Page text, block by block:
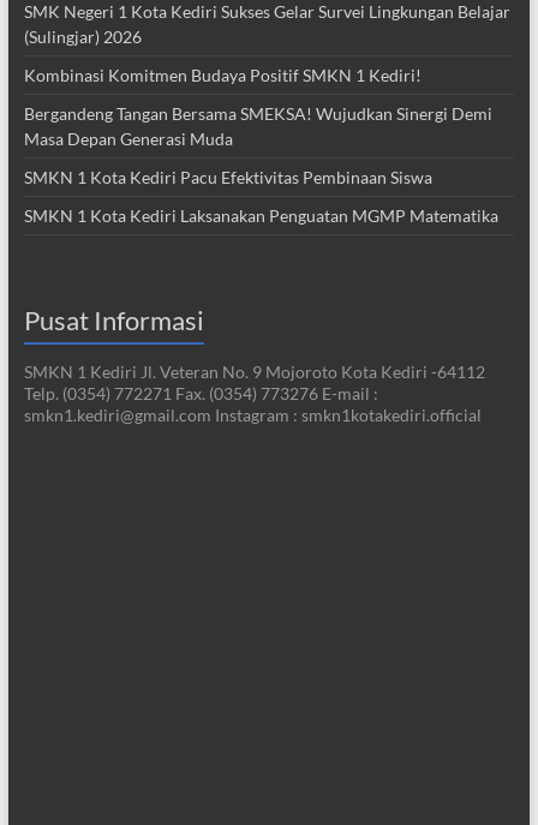
SMK Negeri 1 Kota Kediri Sukses Gelar Survei Lingkungan Belajar
(Sulingjar) 2026
Kombinasi Komitmen Budaya Positif SMKN 1 Kediri!
Bergandeng Tangan Bersama SMEKSA! Wujudkan Sinergi Demi
Masa Depan Generasi Muda
SMKN 1 Kota Kediri Pacu Efektivitas Pembinaan Siswa
SMKN 1 Kota Kediri Laksanakan Penguatan MGMP Matematika
Pusat Informasi
SMKN 1 Kediri Jl. Veteran No. 9 Mojoroto Kota Kediri -64112
Telp. (0354) 772271 Fax. (0354) 773276 E-mail :
smkn1.kediri@gmail.com Instagram : smkn1kotakediri.official